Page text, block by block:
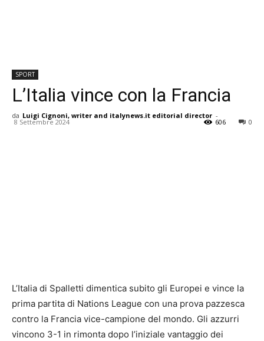
SPORT
L’Italia vince con la Francia
da Luigi Cignoni, writer and italynews.it editorial director -
8 Settembre 2024 0
606
L’Italia di Spalletti dimentica subito gli Europei e vince la
prima partita di Nations League con una prova pazzesca
contro la Francia vice-campione del mondo. Gli azzurri
vincono 3-1 in rimonta dopo l’iniziale vantaggio dei